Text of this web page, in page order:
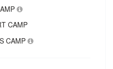
CAMP
CAMP